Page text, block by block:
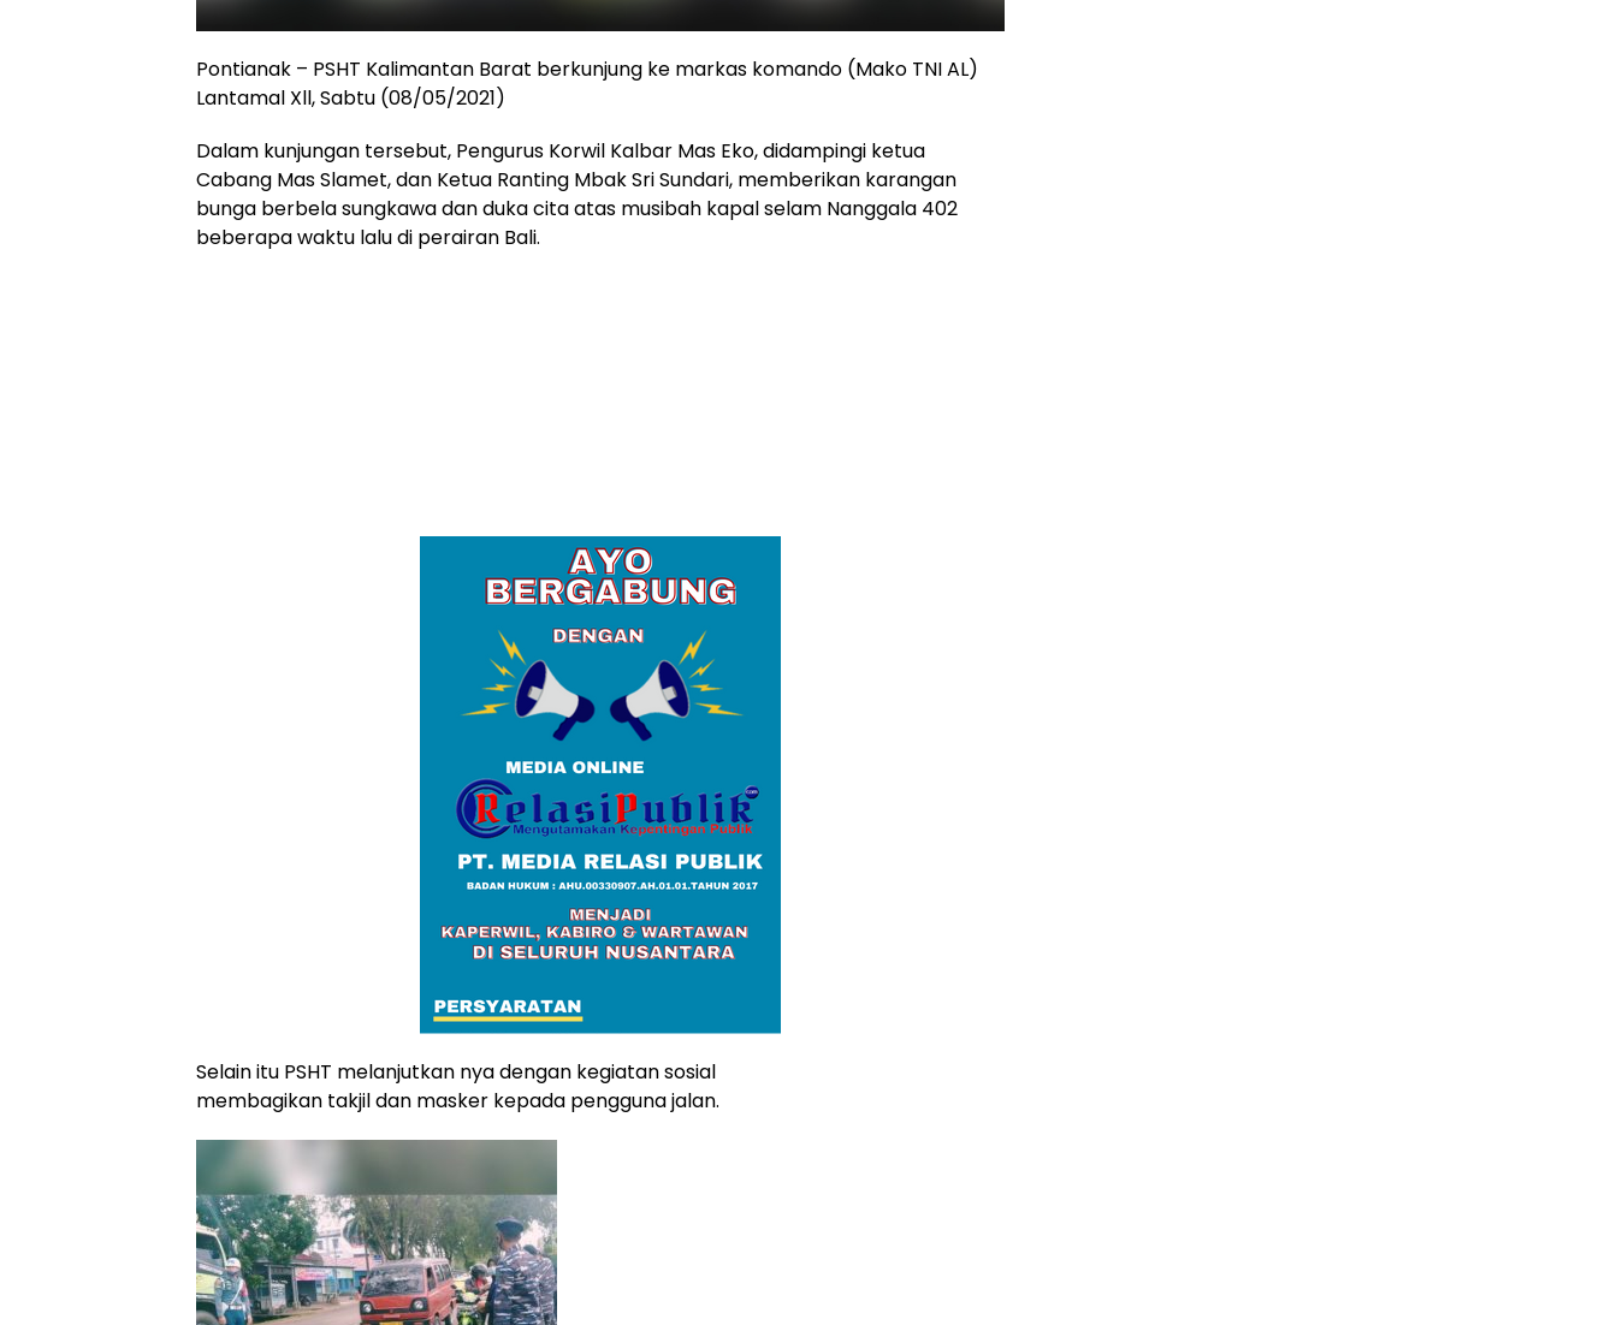
Pontianak – PSHT Kalimantan Barat berkunjung ke markas komando (Mako TNI AL)
Lantamal Xll, Sabtu (08/05/2021)
Dalam kunjungan tersebut, Pengurus Korwil Kalbar Mas Eko, didampingi ketua
Cabang Mas Slamet, dan Ketua Ranting Mbak Sri Sundari, memberikan karangan
bunga berbela sungkawa dan duka cita atas musibah kapal selam Nanggala 402
beberapa waktu lalu di perairan Bali.
Selain itu PSHT melanjutkan nya dengan kegiatan sosial
membagikan takjil dan masker kepada pengguna jalan.